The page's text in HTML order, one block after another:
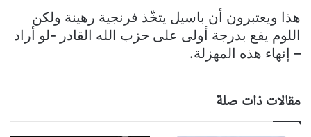
هذا ويعتبرون أن باسيل يتخّذ فرنجية رهينة ولكن
اللوم يقع بدرجة أولى على حزب الله القادر -لو أراد
– إنهاء هذه المهزلة.
مقالات ذات صلة